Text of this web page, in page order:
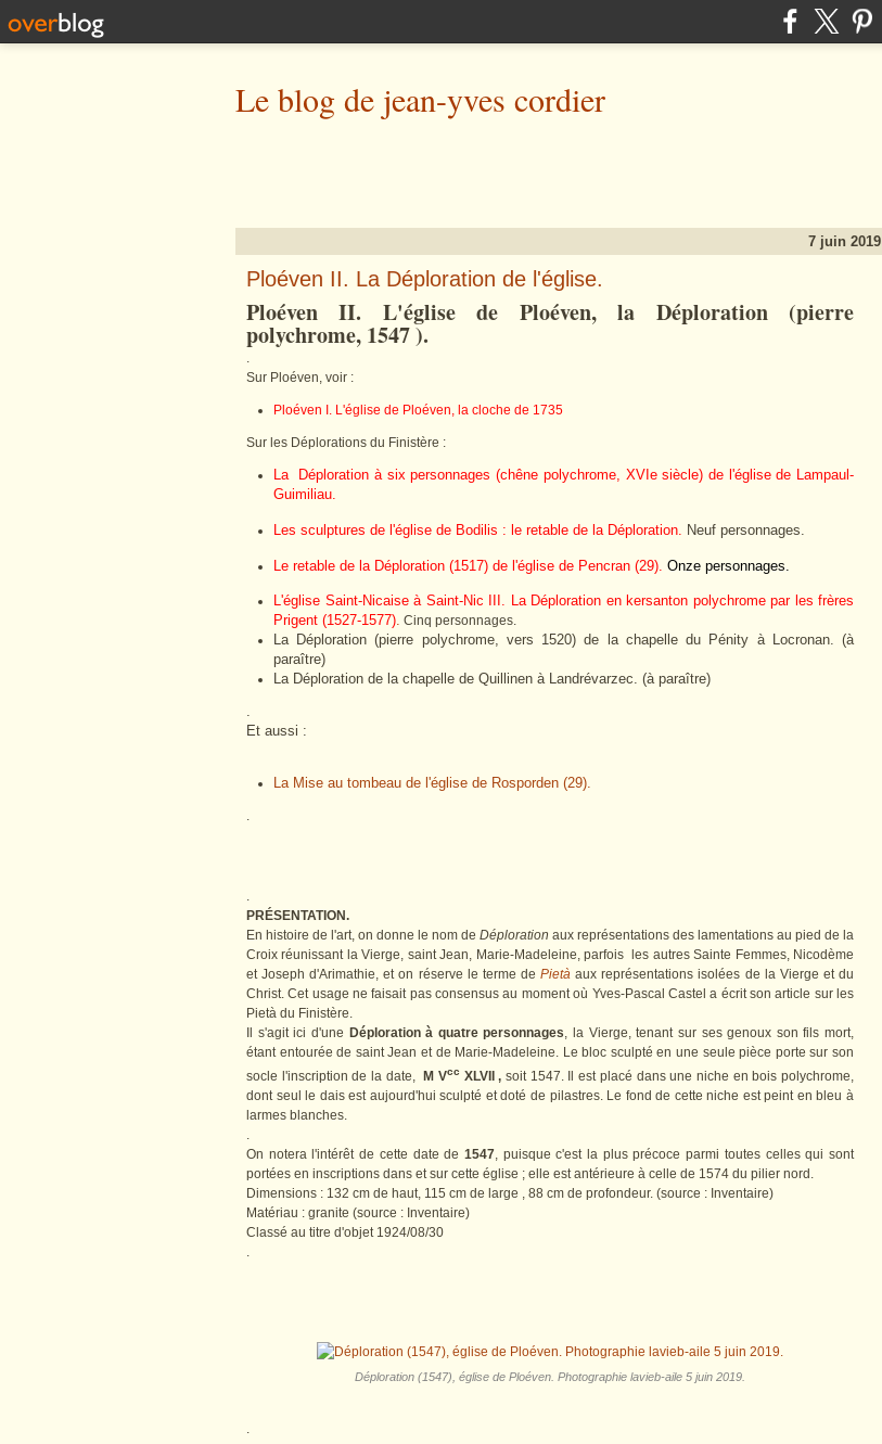
Le blog de jean-yves cordier
7 juin 2019
Ploéven II. La Déploration de l'église.
Ploéven II. L'église de Ploéven, la Déploration (pierre
polychrome, 1547 ).
.
Sur Ploéven, voir :
Ploéven I. L'église de Ploéven, la cloche de 1735
Sur les Déplorations du Finistère :
La
Déploration à six personnages (chêne polychrome, XVIe siècle) de l'église de Lampaul-
Guimiliau.
Les sculptures de l'église de Bodilis : le retable de la Déploration. Neuf personnages.
Le retable de la Déploration (1517) de l'église de Pencran (29). Onze personnages.
L'église Saint-Nicaise à Saint-Nic III. La Déploration en kersanton polychrome par les frères
Prigent (1527-1577). Cinq personnages.
La Déploration (pierre polychrome, vers 1520) de la chapelle du Pénity à Locronan. (à
paraître)
La Déploration de la chapelle de Quillinen à Landrévarzec. (à paraître)
.
Et aussi :
La Mise au tombeau de l'église de Rosporden (29).
.
.
PRÉSENTATION.
En histoire de l'art, on donne le nom de Déploration aux représentations des lamentations au pied de la
Croix réunissant la Vierge, saint Jean, Marie-Madeleine, parfois les autres Sainte Femmes, Nicodème
et Joseph d'Arimathie, et on réserve le terme de Pietà aux représentations isolées de la Vierge et du
Christ. Cet usage ne faisait pas consensus au moment où Yves-Pascal Castel a écrit son article sur les
Pietà du Finistère.
Il s'agit ici d'une Déploration à quatre personnages, la Vierge, tenant sur ses genoux son fils mort,
étant entourée de saint Jean et de Marie-Madeleine. Le bloc sculpté en une seule pièce porte sur son
socle l'inscription de la date,
M Vcc XLVII ,soit 1547. Il est placé dans une niche en bois polychrome,
dont seul le dais est aujourd'hui sculpté et doté de pilastres. Le fond de cette niche est peint en bleu à
larmes blanches.
.
On notera l'intérêt de cette date de 1547, puisque c'est la plus précoce parmi toutes celles qui sont
portées en inscriptions dans et sur cette église ; elle est antérieure à celle de 1574 du pilier nord.
Dimensions : 132 cm de haut, 115 cm de large , 88 cm de profondeur. (source : Inventaire)
Matériau : granite (source : Inventaire)
Classé au titre d'objet 1924/08/30
.
Déploration (1547), église de Ploéven. Photographie lavieb-aile 5 juin 2019.
.